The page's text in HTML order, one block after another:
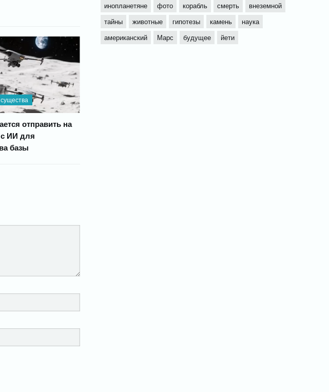
отправить на
ИИ для
базы
инопланетяне
фото корабль смерть
внеземной
тайны
животные гипотезы камень
наука
американский
Марс будущее йети